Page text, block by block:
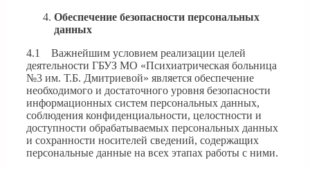
Обеспечение безопасности персональных
данных
4.1 Важнейшим условием реализации целей
деятельности ГБУЗ МО «Психиатрическая больница
№3 им. Т.Б. Дмитриевой» является обеспечение
необходимого и достаточного уровня безопасности
информационных систем персональных данных,
соблюдения конфиденциальности, целостности и
доступности обрабатываемых персональных данных
и сохранности носителей сведений, содержащих
персональные данные на всех этапах работы с ними.